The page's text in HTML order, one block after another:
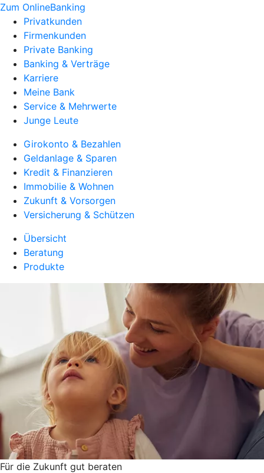
Zum OnlineBanking
Privatkunden
Firmenkunden
Private Banking
Banking & Verträge
Karriere
Meine Bank
Service & Mehrwerte
Junge Leute
Girokonto & Bezahlen
Geldanlage & Sparen
Kredit & Finanzieren
Immobilie & Wohnen
Zukunft & Vorsorgen
Versicherung & Schützen
Übersicht
Beratung
Produkte
Für die Zukunft gut beraten